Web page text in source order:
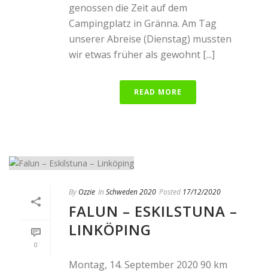
genossen die Zeit auf dem
Campingplatz in Gränna. Am Tag
unserer Abreise (Dienstag) mussten
wir etwas früher als gewohnt [...]
READ MORE
0
By Ozzie In Schweden 2020 Posted 17/12/2020
FALUN – ESKILSTUNA –
LINKÖPING
Montag, 14. September 2020 90 km